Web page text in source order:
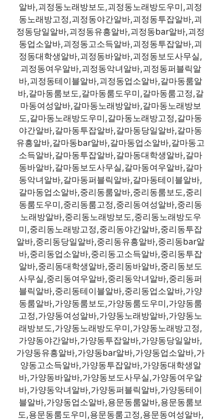
알바,괴정동노래방보도,괴정동노래방도우미,괴정
동노래방고정,괴정동야간알바,괴정동투잡알바,괴
정동당일알바,괴정동유흥알바,괴정동bar알바,괴정
동업소알바,괴정동고소득알바,괴정동투잡알바,괴
정동대학생알바,괴정동바알바,괴정동보도사무실,
괴정동여우알바,괴정동악녀알바,괴정동퍼블릭알
바,괴정동테이블알바,괴정동업소알바,갈마동룸알
바,갈마동룸보도,갈마동룸도우미,갈마동룸고정,갈
마동여성알바,갈마동노래방알바,갈마동노래방보
도,갈마동노래방도우미,갈마동노래방고정,갈마동
야간알바,갈마동투잡알바,갈마동당일알바,갈마동
유흥알바,갈마동bar알바,갈마동업소알바,갈마동고
소득알바,갈마동투잡알바,갈마동대학생알바,갈마
동바알바,갈마동보도사무실,갈마동여우알바,갈마
동악녀알바,갈마동퍼블릭알바,갈마동테이블알바,
갈마동업소알바,중리동룸알바,중리동룸보도,중리
동룸도우미,중리동룸고정,중리동여성알바,중리동
노래방알바,중리동노래방보도,중리동노래방도우
미,중리동노래방고정,중리동야간알바,중리동투잡
알바,중리동당일알바,중리동유흥알바,중리동bar알
바,중리동업소알바,중리동고소득알바,중리동투잡
알바,중리동대학생알바,중리동바알바,중리동보도
사무실,중리동여우알바,중리동악녀알바,중리동퍼
블릭알바,중리동테이블알바,중리동업소알바,가양
동룸알바,가양동룸보도,가양동룸도우미,가양동룸
고정,가양동여성알바,가양동노래방알바,가양동노
래방보도,가양동노래방도우미,가양동노래방고정,
가양동야간알바,가양동투잡알바,가양동당일알바,
가양동유흥알바,가양동bar알바,가양동업소알바,가
양동고소득알바,가양동투잡알바,가양동대학생알
바,가양동바알바,가양동보도사무실,가양동여우알
바,가양동악녀알바,가양동퍼블릭알바,가양동테이
블알바,가양동업소알바,용문동룸알바,용문동룸보
도,용문동룸도우미,용문동룸고정,용문동여성알바,